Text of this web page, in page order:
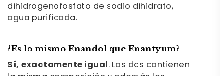
dihidrogenofosfato de sodio dihidrato,
agua purificada.
¿Es lo mismo Enandol que Enantyum?
Sí, exactamente igual. Los dos contienen